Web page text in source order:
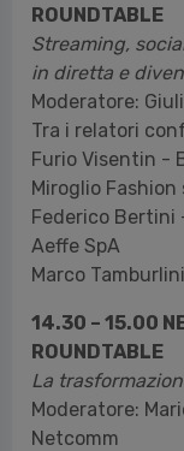
ROUNDTABLE
Streaming,
in diretta e
Moderatore:
Tra i relatori
Furio Visentin -
Miroglio Fashion
Federico Bertini
Aeffe SpA
Marco
14.30 – 15.00
ROUNDTABLE
La
Moderatore:
Netcomm